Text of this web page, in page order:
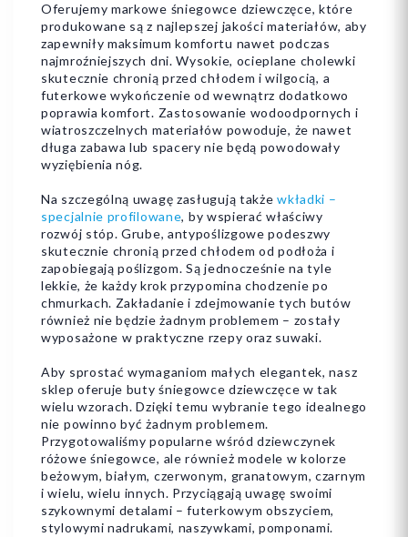
Oferujemy markowe śniegowce dziewczęce, które
produkowane są z najlepszej jakości materiałów, aby
zapewniły maksimum komfortu nawet podczas
najmroźniejszych dni. Wysokie, ocieplane cholewki
skutecznie chronią przed chłodem i wilgocią, a
futerkowe wykończenie od wewnątrz dodatkowo
poprawia komfort. Zastosowanie wodoodpornych i
wiatroszczelnych materiałów powoduje, że nawet
długa zabawa lub spacery nie będą powodowały
wyziębienia nóg.
Na szczególną uwagę zasługują takżewkładki –
specjalnie profilowane, by wspierać właściwy
rozwój stóp. Grube, antypoślizgowe podeszwy
skutecznie chronią przed chłodem od podłoża i
zapobiegają poślizgom. Są jednocześnie na tyle
lekkie, że każdy krok przypomina chodzenie po
chmurkach. Zakładanie i zdejmowanie tych butów
również nie będzie żadnym problemem – zostały
wyposażone w praktyczne rzepy oraz suwaki.
Aby sprostać wymaganiom małych elegantek, nasz
sklep oferuje buty śniegowce dziewczęce w tak
wielu wzorach. Dzięki temu wybranie tego idealnego
nie powinno być żadnym problemem.
Przygotowaliśmy popularne wśród dziewczynek
różowe śniegowce, ale również modele w kolorze
beżowym, białym, czerwonym, granatowym, czarnym
i wielu, wielu innych. Przyciągają uwagę swoimi
szykownymi detalami – futerkowym obszyciem,
stylowymi nadrukami, naszywkami, pomponami.